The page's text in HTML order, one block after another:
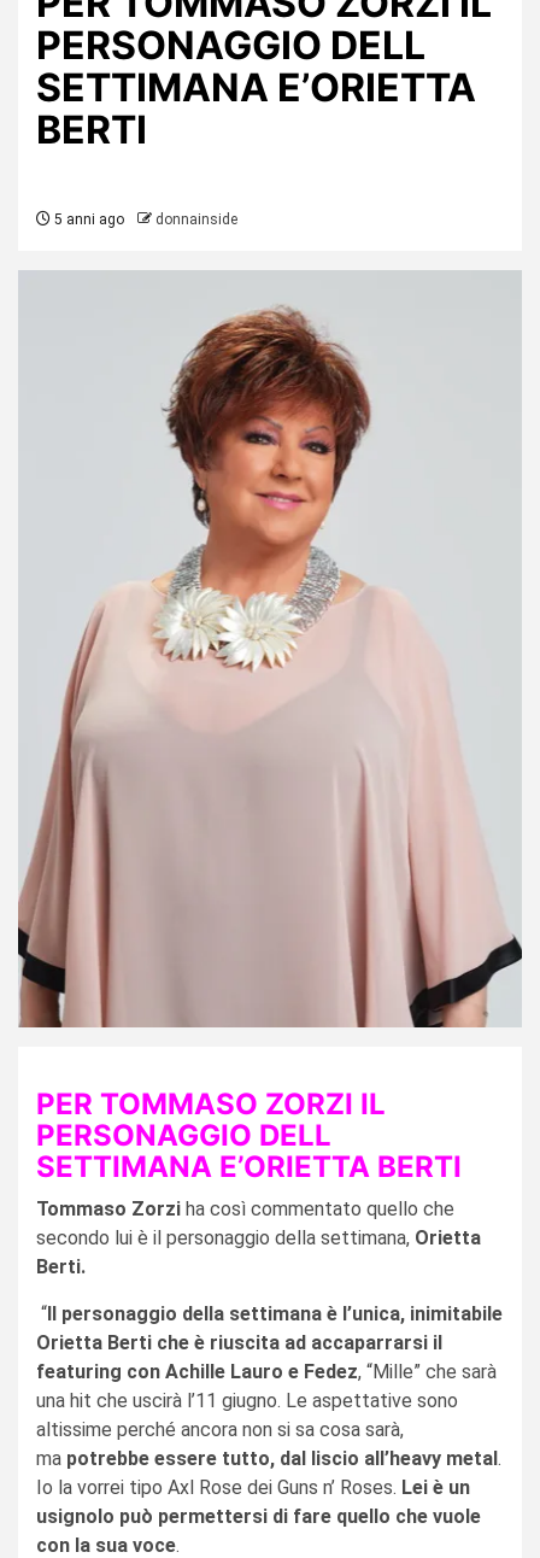
PERSONAGGIO DELL
SETTIMANA E’ORIETTA
BERTI
5 anni ago donnainside
PER TOMMASO ZORZI IL
PERSONAGGIO DELL
SETTIMANA E’ORIETTA BERTI
Tommaso Zorzi ha così commentato quello che
secondo lui è il personaggio della settimana, Orietta
Berti.
“Il personaggio della settimana è l’unica, inimitabile
Orietta Berti che è riuscita ad accaparrarsi il
featuring con Achille Lauro e Fedez, “Mille” che sarà
una hit che uscirà l’11 giugno. Le aspettative sono
altissime perché ancora non si sa cosa sarà,
ma potrebbe essere tutto, dal liscio all’heavy metal.
Io la vorrei tipo Axl Rose dei Guns n’ Roses. Lei è un
usignolo può permettersi di fare quello che vuole
con la sua voce.